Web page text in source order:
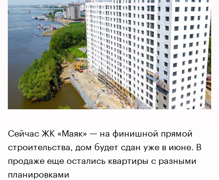
Сейчас ЖК «Маяк» — на финишной прямой
строительства, дом будет сдан уже в июне. В
продаже еще остались квартиры с разными
планировками